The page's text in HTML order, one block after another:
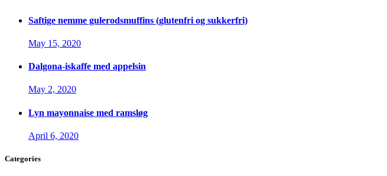
Saftige nemme gulerodsmuffins (glutenfri og sukkerfri)
May 15, 2020
Dalgona-iskaffe med appelsin
May 2, 2020
Lyn mayonnaise med ramsløg
April 6, 2020
Categories